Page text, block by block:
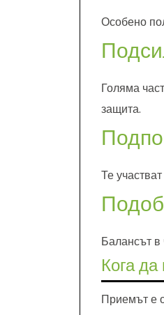
Особено
Голяма
защита.
Те
Балансът в
Кога
Приемът е